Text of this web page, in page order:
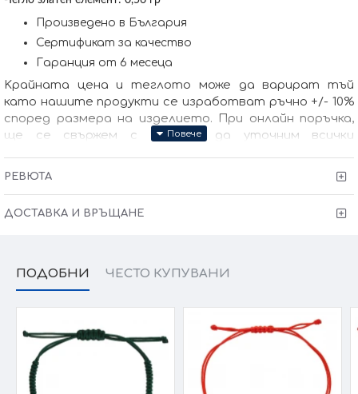
Произведено в България
Сертификат за качество
Гаранция от 6 месеца
Kрайната цена и теглото може да варират тъй
като нашите продукти се изработват ръчно +/- 10%
според размера на изделието. При онлайн поръчка,
ще се свържем с Вас, за да уточним всички
РЕВЮТА
ДОСТАВКА И ВРЪЩАНЕ
ПОДОБНИ ЧЕСТО КУПУВАНИ